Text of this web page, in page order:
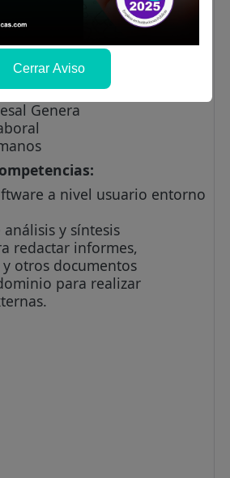
o Asesoría Jurídica.
de especialización:
o cursos de
en:
Genera
a nivel usuario entorno
análisis y síntesis
redactar informes,
otros documentos
para realizar
Cerrar Aviso